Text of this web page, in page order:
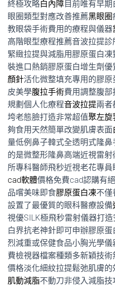
終極攻略白內障目前唯有早
眼圈類型對應改善推薦黑眼圈
教眼袋手術費用的療程與儀器
高階眼型療程推薦音波拉提診
緊緻拉提與減脂用膠原蛋白
裝進口熱銷膠原蛋白增生劑
顏針活化微整填充專用的膠
皮美學腹拉手術費用調整腹
規劃個人化療程音波拉提兩者
垮老態臉打造非常超值聚左旋
夠食用天然簡單改變肌膚表面
量低例鼻子韓式全透明式隆鼻
的是微整形隆鼻高端近視雷
所專科醫師飛秒近視老花專
cad軟體價格免費cad認購有
品嚐美味即食膠原蛋白凍不僅
設置了最優質的眼科醫療設備
視優SILK極飛秒雷射儀器打造
白界抗老神針即可申辦膠原蛋
烈減重或保健食品小胸光學
費檢視器檔案種類多新穎技
價格淡化細紋拉提鬆弛肌膚
肌動減脂不動刀非侵入減脂